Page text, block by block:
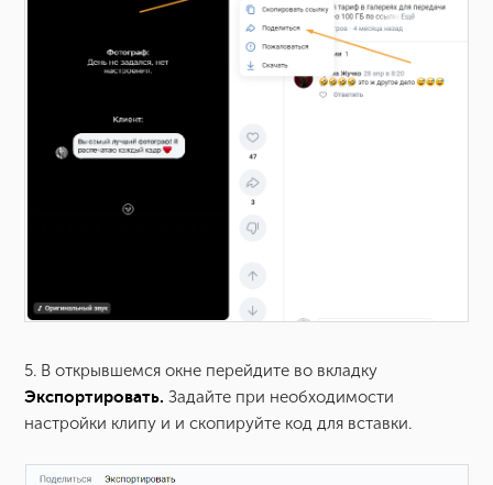
5. В открывшемся окне перейдите во вкладку
Экспортировать. Задайте при необходимости
настройки клипу и и скопируйте код для вставки.